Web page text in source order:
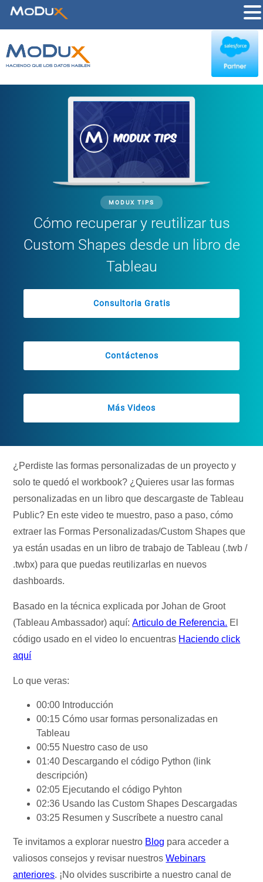
MODUX TIPS
Cómo recuperar y reutilizar tus
Custom Shapes desde un libro de
Tableau
Consultoria Gratis
Contáctenos
Más Videos
¿Perdiste las formas personalizadas de un proyecto y
solo te quedó el workbook? ¿Quieres usar las formas
personalizadas en un libro que descargaste de Tableau
Public? En este video te muestro, paso a paso, cómo
extraer las Formas Personalizadas/Custom Shapes que
ya están usadas en un libro de trabajo de Tableau (.twb /
.twbx) para que puedas reutilizarlas en nuevos
dashboards.
Basado en la técnica explicada por Johan de Groot
(Tableau Ambassador) aquí:Articulo de Referencia. El
código usado en el video lo encuentras Haciendo click
aquí
Lo que veras:
00:00 Introducción
00:15 Cómo usar formas personalizadas en
Tableau
00:55 Nuestro caso de uso
01:40 Descargando el código Python (link
descripción)
02:05 Ejecutando el código Pyhton
02:36 Usando las Custom Shapes Descargadas
03:25 Resumen y Suscríbete a nuestro canal
Te invitamos a explorar nuestro Blog para acceder a
valiosos consejos y revisar nuestrosWebinars
anteriores. ¡No olvides suscribirte a nuestro canal de